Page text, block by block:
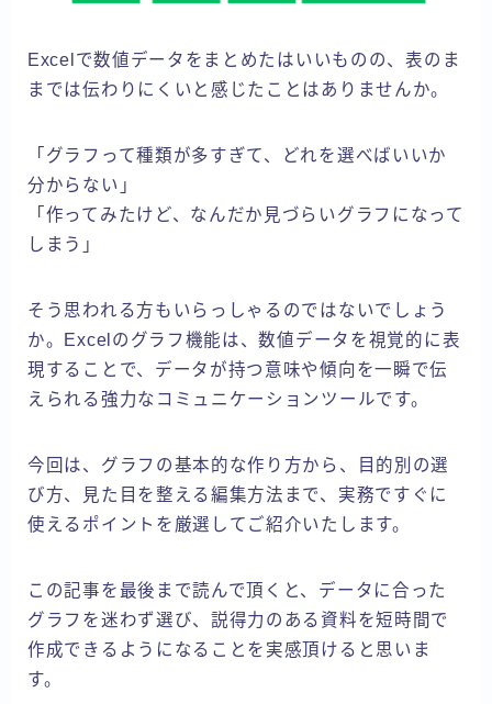
Excelで数値データをまとめたはいいものの、表のま
までは伝わりにくいと感じたことはありませんか。
「グラフって種類が多すぎて、どれを選べばいいか
分からない」
「作ってみたけど、なんだか見づらいグラフになって
しまう」
そう思われる方もいらっしゃるのではないでしょう
か。Excelのグラフ機能は、数値データを視覚的に表
現することで、データが持つ意味や傾向を一瞬で伝
えられる強力なコミュニケーションツールです。
今回は、グラフの基本的な作り方から、目的別の選
び方、見た目を整える編集方法まで、実務ですぐに
使えるポイントを厳選してご紹介いたします。
この記事を最後まで読んで頂くと、データに合った
グラフを迷わず選び、説得力のある資料を短時間で
作成できるようになることを実感頂けると思いま
す。